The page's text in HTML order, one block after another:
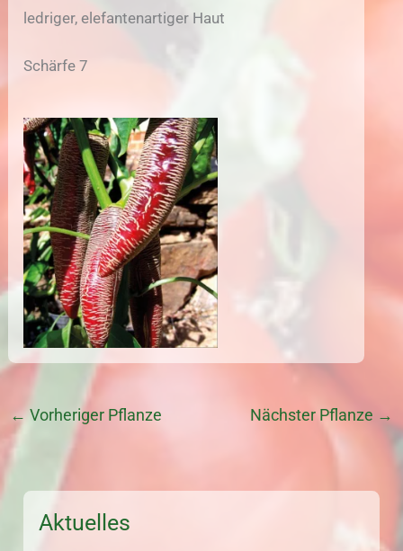
ledriger, elefantenartiger Haut
Schärfe 7
←Vorheriger Pflanze Nächster Pflanze →
Aktuelles